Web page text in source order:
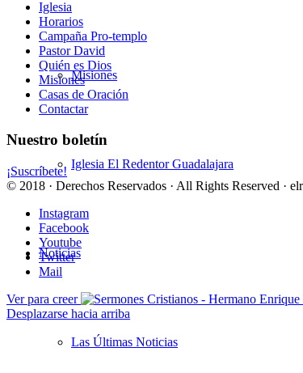
Misiones
Iglesia El Redentor Guadalajara
Noticias
Las Últimas Noticias
Iglesia
Horarios
Campaña Pro-templo
Pastor David
Quién es Dios
Misiones
Casas de Oración
Contactar
Nuestro boletín
¡Suscríbete!
© 2018 · Derechos Reservados · All Rights Reserved ·
Instagram
Facebook
Youtube
Twitter
Mail
Ver para creer
Desplazarse hacia arriba